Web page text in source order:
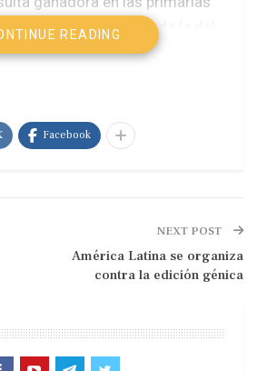
campaña que recuerda la del
socialista de Nueva York,
líderes en la intención de voto
del martes venidero,
federal. No lo vamos a
a perder nuestros negocios»,
que en agosto de 2025
a la Guardia Nacional como
contra el crimen
READING
Facebook
NEXT POST
América Latina se organiza
contra la edición génica